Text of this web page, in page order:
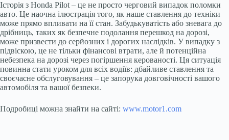
Історія з Honda Pilot – це не просто черговий випадок поломки
авто. Це наочна ілюстрація того, як наше ставлення до техніки
може прямо впливати на її стан. Забудькуватість або зневага до
дрібниць, таких як безпечне подолання перешкод на дорозі,
може призвести до серйозних і дорогих наслідків. У випадку з
підвіскою, це не тільки фінансові втрати, але й потенційна
небезпека на дорозі через погіршення керованості. Ця ситуація
повинна стати уроком для всіх водіїв: дбайливе ставлення та
своєчасне обслуговування – це запорука довговічності вашого
автомобіля та вашої безпеки.
Подробиці можна знайти на сайті: www.motor1.com